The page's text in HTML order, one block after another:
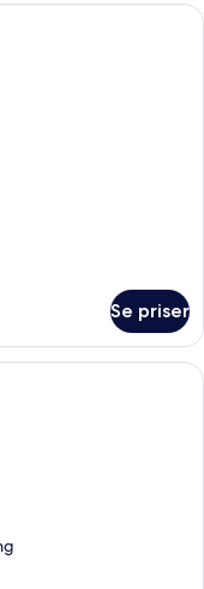
sengetøy, safe på
Se priser
Sea View | Allergitestet